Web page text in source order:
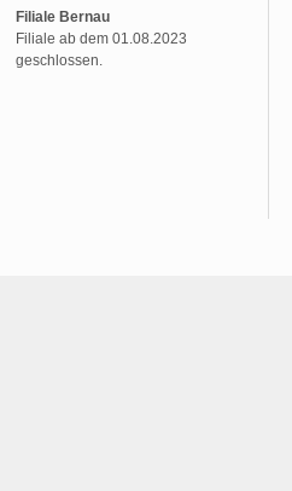
Filiale Bernau
Filiale ab dem 01.08.2023
geschlossen.